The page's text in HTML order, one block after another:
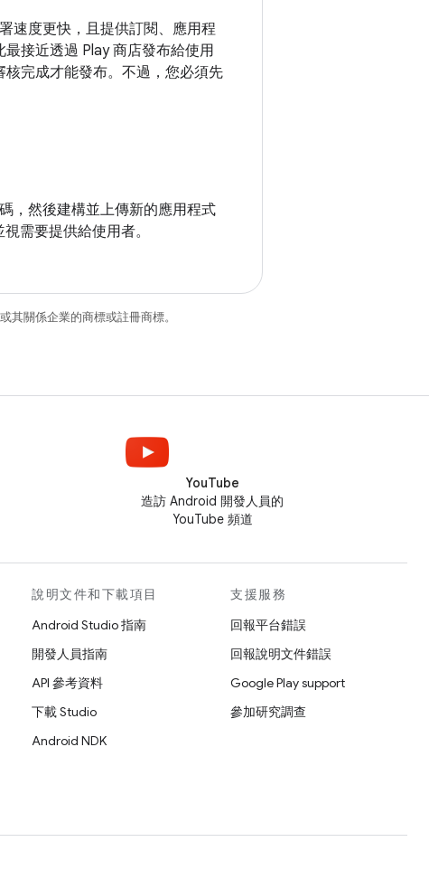
速度更快，且提供訂閱、應用程
接近透過 Play 商店發布給使用
完成才能發布。不過，您必須先
，然後建構並上傳新的應用程式
需要提供給使用者。
關係企業的商標或註冊商標。
YouTube
造訪 Android 開發人員的
YouTube 頻道
說明文件和下載項目
Android Studio 指南
開發人員指南
API 參考資料
下載 Studio
Android NDK
支援服務
回報平台錯誤
回報說明文件錯誤
Google Play support
參加研究調查